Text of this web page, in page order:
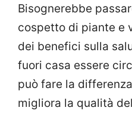
Bisognerebbe
cospetto di piante e
dei benefici sulla
fuori casa essere
può fare la
migliora la qualità